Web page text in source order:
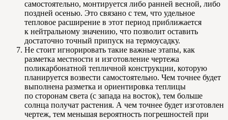
самостоятельно, монтируется либо ранней весной, либо
поздней осенью. Это связано с тем, что удельное
тепловое расширение в этот период приближается
к нейтральному значению, что позволит оставить
достаточно точный припуск на термоусадку.
Не стоит игнорировать такие важные этапы, как
разметка местности и изготовление чертежа
поликарбонатной тепличной конструкции, которую
планируется возвести самостоятельно. Чем точнее будет
выполнена разметка и ориентировка теплицы
по сторонам света (с запада на восток), тем больше
солнца получат растения. А чем точнее будет изготовлен
чертеж, тем меньшая вероятность погрешностей при